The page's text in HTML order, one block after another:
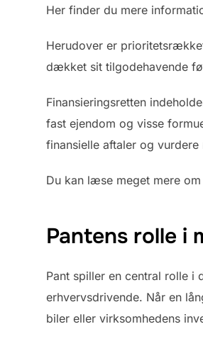
Her finder du mere
Herudover er
dækket sit tilgodehavende
Finansieringsretten
fast ejendom og visse
finansielle aftaler og
Du kan læse meget mere om
Pantens rolle i
Pant spiller en central rolle i
erhvervsdrivende. Når en
biler eller virksomhedens